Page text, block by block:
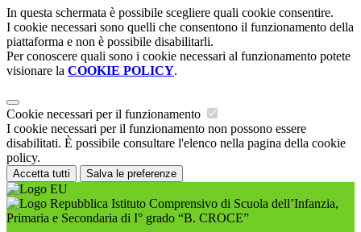
In questa schermata è possibile scegliere quali cookie consentire.
I cookie necessari sono quelli che consentono il funzionamento della
piattaforma e non è possibile disabilitarli.
Per conoscere quali sono i cookie necessari al funzionamento potete
visionare la COOKIE POLICY.
Cookie necessari per il funzionamento
I cookie necessari per il funzionamento non possono essere
disabilitati. È possibile consultare l'elenco nella pagina della cookie
policy.
Accetta tutti Salva le preferenze
Istituto Comprensivo di Scuola dell’Infanzia,
Primaria e Secondaria di I° grado “B. CROCE”